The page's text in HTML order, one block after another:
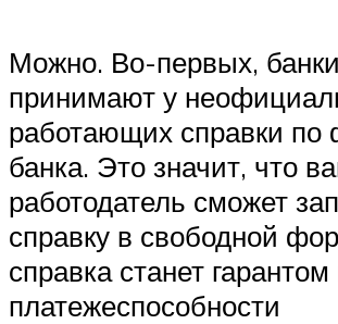
Можно. Во-первых, банки
принимают у
работающих справки по
банка. Это значит, что
работодатель сможет
справку в свободной
справка станет
платежеспособности